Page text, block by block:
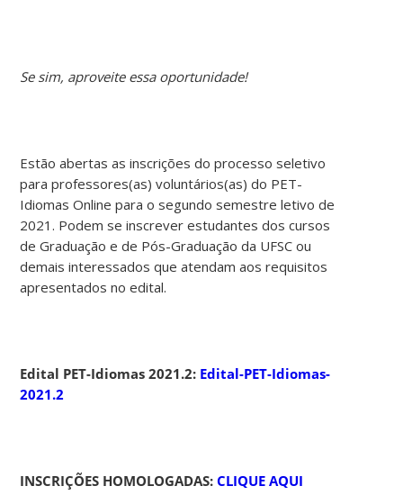
Se sim, aproveite essa oportunidade!
Estão abertas as inscrições do processo seletivo
para professores(as) voluntários(as) do PET-
Idiomas Online para o segundo semestre letivo de
2021. Podem se inscrever estudantes dos cursos
de Graduação e de Pós-Graduação da UFSC ou
demais interessados que atendam aos requisitos
apresentados no edital.
Edital PET-Idiomas 2021.2: Edital-PET-Idiomas-
2021.2
INSCRIÇÕES HOMOLOGADAS:CLIQUE AQUI